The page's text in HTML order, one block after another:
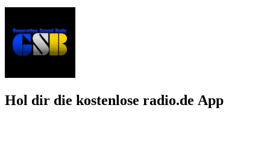
Hol dir die kostenlose radio.de App